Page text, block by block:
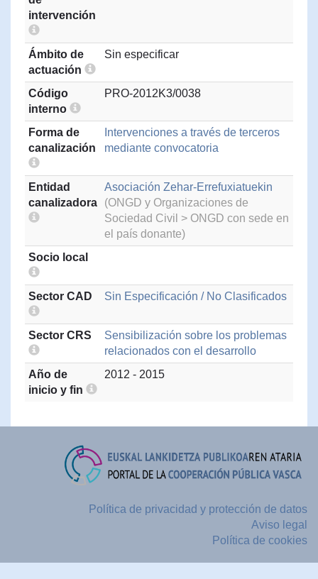
intervención
Ámbito de
actuación
Sin especificar
Código
interno
PRO-2012K3/0038
Forma de
canalización
Intervenciones a través de terceros
mediante convocatoria
Entidad
canalizadora
Asociación Zehar-Errefuxiatuekin
(ONGD y Organizaciones de
Sociedad Civil > ONGD con sede en
el país donante)
Socio local
Sector CAD Sin Especificación / No Clasificados
Sector CRS
Sensibilización sobre los problemas
relacionados con el desarrollo
Año de
inicio y fin
2012 - 2015
Política de privacidad y protección de datos
Aviso legal
Política de cookies